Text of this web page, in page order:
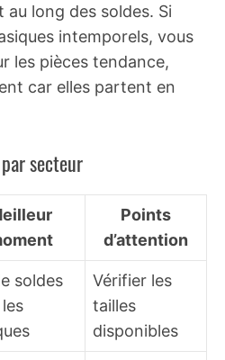
long des soldes. Si
intemporels, vous
les pièces tendance,
car elles partent en
secteur
Points
d’attention
soldes
Vérifier les
tailles
disponibles